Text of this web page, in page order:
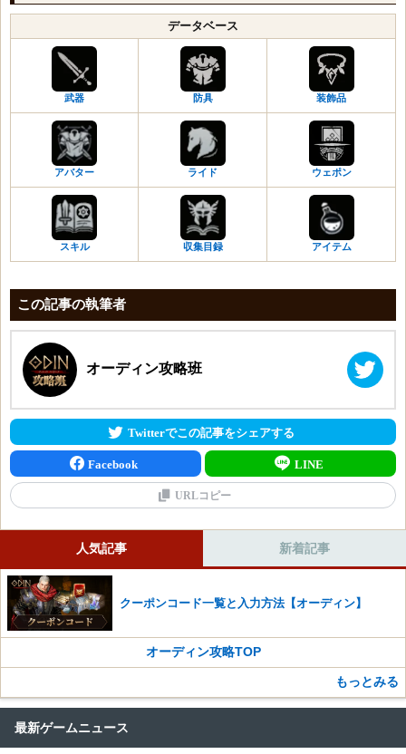
データベース
武器 防具 装飾品
アバター ライド ウェポン
スキル 収集目録 アイテム
この記事の執筆者
オーディン攻略班
Twitterでこの記事をシェアする
Facebook LINE
URLコピー
人気記事 新着記事
クーポンコード一覧と入力方法【オーディン】
オーディン攻略TOP
もっとみる
最新ゲームニュース